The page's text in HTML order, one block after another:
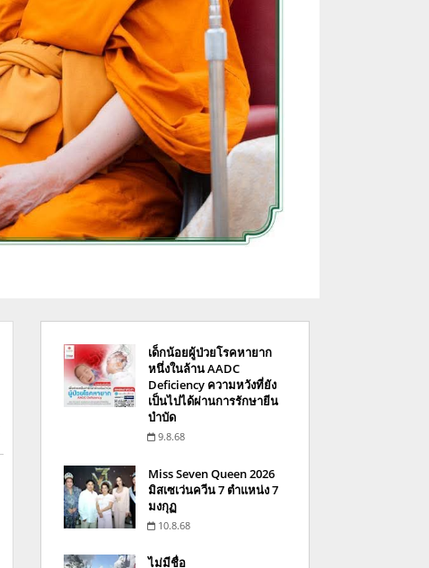
เด็กน้อยผู้ป่วยโรคหายาก
หนึ่งในล้าน AADC
Deficiency ความหวังที่ยัง
เป็นไปได้ผ่านการรักษายีน
บำบัด
9.8.68
Miss Seven Queen 2026
มิสเซเว่นควีน 7 ตำแหน่ง 7
มงกุฏ
10.8.68
ไม่มีชื่อ